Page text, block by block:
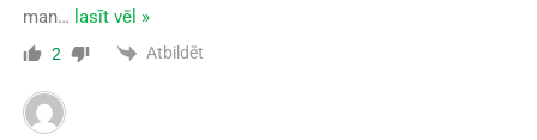
man… lasīt vēl »
2 Atbildēt